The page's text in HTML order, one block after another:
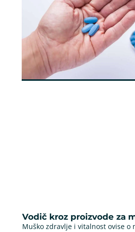
Vodič kroz proizvode za
Muško zdravlje i vitalnost ovise o